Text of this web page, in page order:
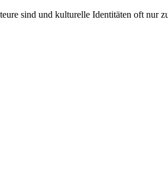
sind und kulturelle Identitäten oft nur